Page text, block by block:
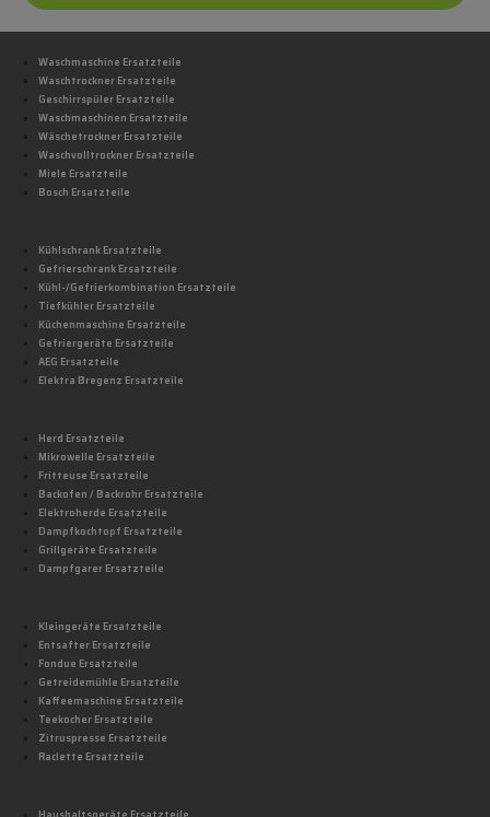
Waschmaschine Ersatzteile
Waschtrockner Ersatzteile
Geschirrspüler Ersatzteile
Waschmaschinen Ersatzteile
Wäschetrockner Ersatzteile
Waschvolltrockner Ersatzteile
Miele Ersatzteile
Bosch Ersatzteile
Kühlschrank Ersatzteile
Gefrierschrank Ersatzteile
Kühl-/Gefrierkombination Ersatzteile
Tiefkühler Ersatzteile
Küchenmaschine Ersatzteile
Gefriergeräte Ersatzteile
AEG Ersatzteile
Elektra Bregenz Ersatzteile
Herd Ersatzteile
Mikrowelle Ersatzteile
Fritteuse Ersatzteile
Backofen / Backrohr Ersatzteile
Elektroherde Ersatzteile
Dampfkochtopf Ersatzteile
Grillgeräte Ersatzteile
Dampfgarer Ersatzteile
Kleingeräte Ersatzteile
Entsafter Ersatzteile
Fondue Ersatzteile
Getreidemühle Ersatzteile
Kaffeemaschine Ersatzteile
Teekocher Ersatzteile
Zitruspresse Ersatzteile
Raclette Ersatzteile